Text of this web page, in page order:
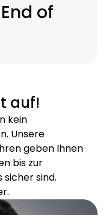
of
auf!
kein
Unsere
geben Ihnen
bis zur
sicher sind.